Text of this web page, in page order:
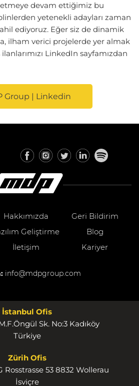
devam ettiğimiz bu
yetenekli adayları zaman
ediyoruz. Eğer siz de dinamik
ilham verici projelerde yer almak
LinkedIn sayfamızdan
Group | Linkedin
Hakkımızda
Geri Bildirim
Geliştirme
Blog
İletişim Kariyer
info@mdpgroup.com
İstanbul Ofis
Sk. No:3 Kadıköy
Türkiye
Zürih Ofis
Rosstrasse 53 8832 Wollerau
İsviçre